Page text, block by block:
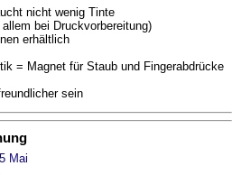
nicht wenig Tinte
bei Druckvorbereitung)
erhältlich
= Magnet für Staub und Fingerabdrücke
sein